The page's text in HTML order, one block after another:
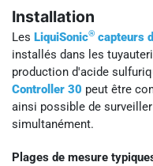
Installation
Les LiquiSonic® capteurs
installés dans les
production d'acide
Controller 30 peut être
ainsi possible de
simultanément.
Plages de mesure